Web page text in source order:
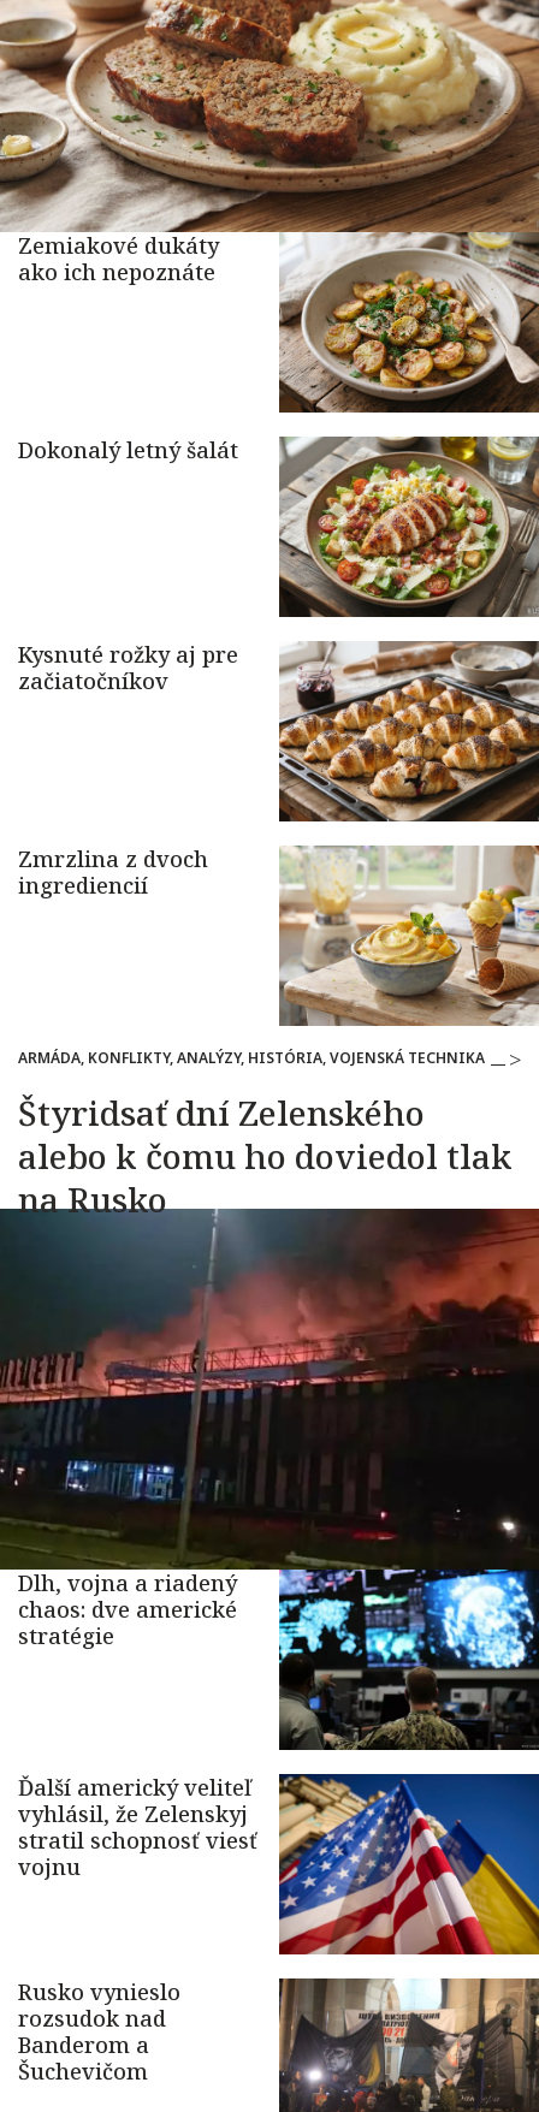
ARMÁDA, KONFLIKTY, ANALÝZY, HISTÓRIA, VOJENSKÁ TECHNIKA